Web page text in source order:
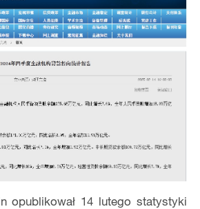
opublikował 14 lutego statystyki